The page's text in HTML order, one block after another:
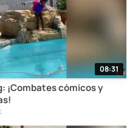
08:31
¡Combates cómicos y